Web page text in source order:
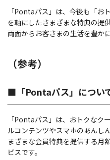
「Pontaパス」は、今後も「お
を軸にしたさまざまな特典の提
両面からお客さまの生活を豊か
（参考）
■「Pontaパス」につい
「Pontaパス」は、おトクなク
ルコンテンツやスマホのあんし
まざまな会員特典を提供する月
ビスです。